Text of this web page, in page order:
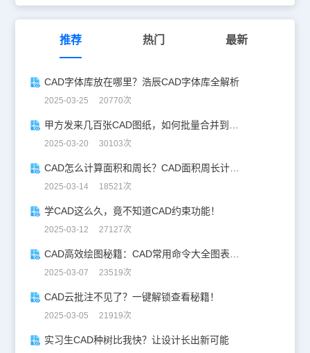
推荐 热门 最新
CAD字体库放在哪里？浩辰CAD字体库全解析
2025-03-25 20770次
2025-03-20 30103次
CAD怎么计算面积和周长？CAD面积周长计算全攻略
2025-03-14 18521次
学CAD这么久，竟不知道CAD约束功能！
2025-03-12 27127次
2025-03-07 23519次
CAD云批注不见了？一键解锁查看秘籍！
2025-03-05 21919次
实习生CAD种树比我快？让设计长出新可能